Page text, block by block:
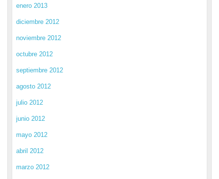
enero 2013
diciembre 2012
noviembre 2012
octubre 2012
septiembre 2012
agosto 2012
julio 2012
junio 2012
mayo 2012
abril 2012
marzo 2012